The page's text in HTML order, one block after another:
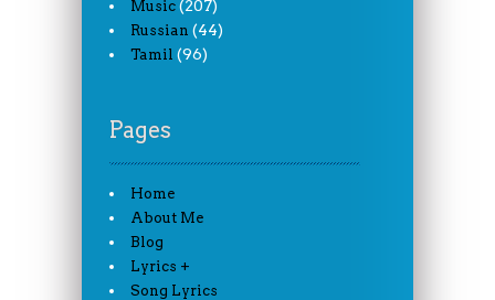
Music (207)
Russian (44)
Tamil (96)
Pages
Home
About Me
Blog
Lyrics +
Song Lyrics